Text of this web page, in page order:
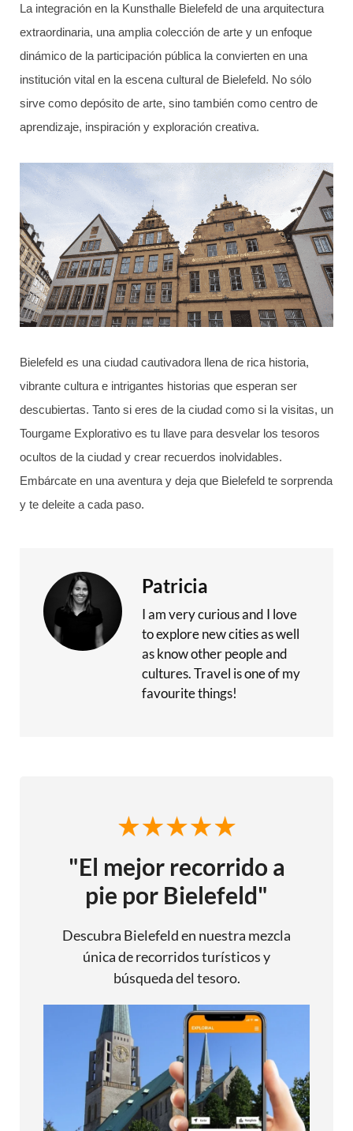
La integración en la Kunsthalle Bielefeld de una arquitectura
extraordinaria, una amplia colección de arte y un enfoque
dinámico de la participación pública la convierten en una
institución vital en la escena cultural de Bielefeld. No sólo
sirve como depósito de arte, sino también como centro de
aprendizaje, inspiración y exploración creativa.
Bielefeld es una ciudad cautivadora llena de rica historia,
vibrante cultura e intrigantes historias que esperan ser
descubiertas. Tanto si eres de la ciudad como si la visitas, un
Tourgame Explorativo es tu llave para desvelar los tesoros
ocultos de la ciudad y crear recuerdos inolvidables.
Embárcate en una aventura y deja que Bielefeld te sorprenda
y te deleite a cada paso.
Patricia
I am very curious and I love
to explore new cities as well
as know other people and
cultures. Travel is one of my
favourite things!
"El mejor recorrido a
pie por Bielefeld"
Descubra Bielefeld en nuestra mezcla
única de recorridos turísticos y
búsqueda del tesoro.